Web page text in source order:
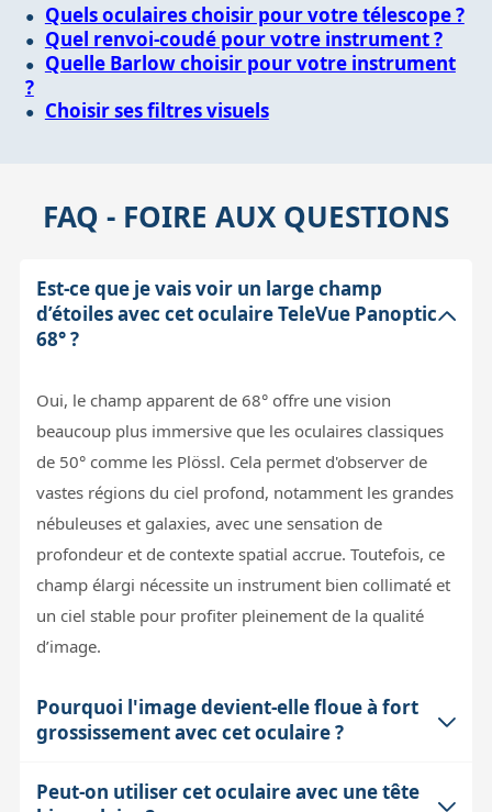
Quels oculaires choisir pour votre télescope ?
Quel renvoi-coudé pour votre instrument ?
Quelle Barlow choisir pour votre instrument
?
Choisir ses filtres visuels
FAQ - FOIRE AUX QUESTIONS
Est-ce que je vais voir un large champ
d’étoiles avec cet oculaire TeleVue Panoptic
68° ?
Oui, le champ apparent de 68° offre une vision
beaucoup plus immersive que les oculaires classiques
de 50° comme les Plössl. Cela permet d'observer de
vastes régions du ciel profond, notamment les grandes
nébuleuses et galaxies, avec une sensation de
profondeur et de contexte spatial accrue. Toutefois, ce
champ élargi nécessite un instrument bien collimaté et
un ciel stable pour profiter pleinement de la qualité
d’image.
Pourquoi l'image devient-elle floue à fort
grossissement avec cet oculaire ?
La netteté à fort grossissement est souvent limitée par
Peut-on utiliser cet oculaire avec une tête